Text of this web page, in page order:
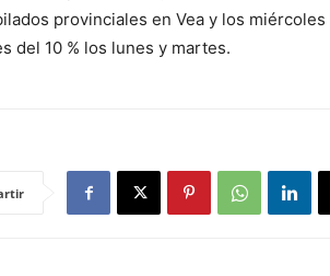
provinciales en Vea y los
del 10 % los lunes y martes.